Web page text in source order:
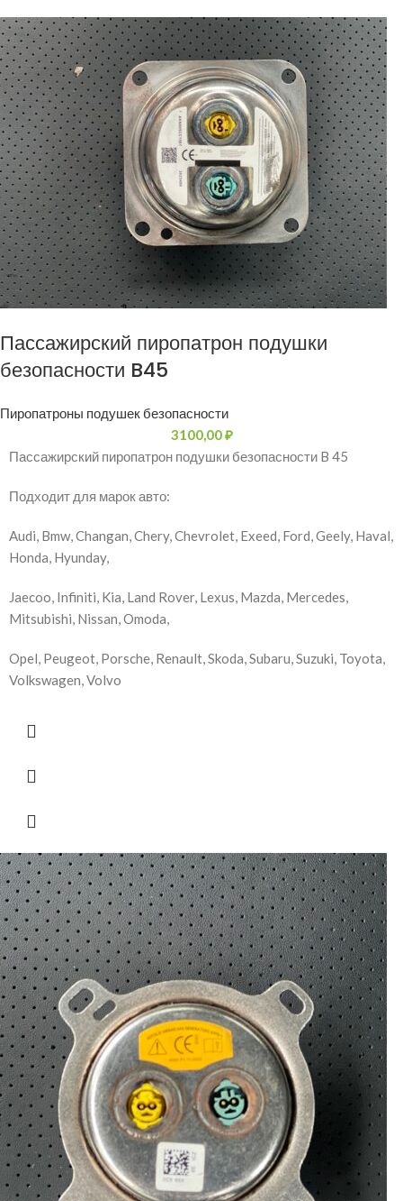
Пассажирский пиропатрон подушки
безопасности B45
Пиропатроны подушек безопасности
3100,00₽
Пассажирский пиропатрон подушки безопасности B 45
Подходит для марок авто:
Audi, Bmw, Changan, Chery, Chevrolet, Exeed, Ford, Geely, Haval,
Honda, Hyunday,
Jaecoo, Infiniti, Kia, Land Rover, Lexus, Mazda, Mercedes,
Mitsubishi, Nissan, Omoda,
Opel, Peugeot, Porsche, Renault, Skoda, Subaru, Suzuki, Toyota,
Volkswagen, Volvo